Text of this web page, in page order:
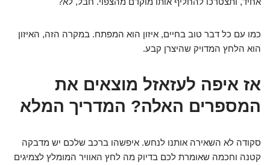
כמו עם כל דבר טוב בחיים, איזון הוא המפתח. במקרה הזה, האיזון
הוא הלחץ המדויק שהיצרן קבע.
אז איפה לעזאזל מוצאים את
המספרים האלה? המדריך המלא
סקודה לא השאירה אותנו לנחש. איפשהו ברכב שלכם יש מדבקה
קטנה וחכמה שאומרת לכם בדיוק מה לחץ האוויר המומלץ לצמיגים